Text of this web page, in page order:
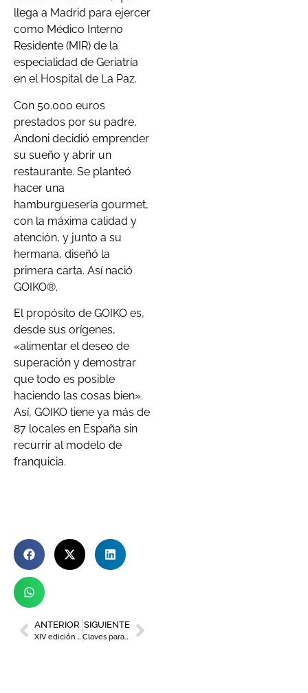
llega a Madrid para ejercer
como Médico Interno
Residente (MIR) de la
especialidad de Geriatría
en el Hospital de La Paz.
Con 50.000 euros
prestados por su padre,
Andoni decidió emprender
su sueño y abrir un
restaurante. Se planteó
hacer una
hamburguesería gourmet,
con la máxima calidad y
atención, y junto a su
hermana, diseñó la
primera carta. Así nació
GOIKO®.
El propósito de GOIKO es,
desde sus orígenes,
«alimentar el deseo de
superación y demostrar
que todo es posible
haciendo las cosas bien».
Así, GOIKO tiene ya más de
87 locales en España sin
recurrir al modelo de
franquicia.
ANTERIOR
XIV edición de la ruta de la tapa de Molina de Segura
SIGUIENTE
Claves para volver a la rutina con actitud positiva